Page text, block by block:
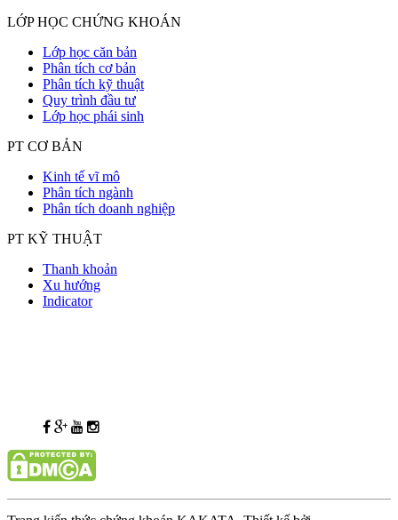
LỚP HỌC CHỨNG KHOÁN
Lớp học căn bản
Phân tích cơ bản
Phân tích kỹ thuật
Quy trình đầu tư
Lớp học phái sinh
PT CƠ BẢN
Kinh tế vĩ mô
Phân tích ngành
Phân tích doanh nghiệp
PT KỸ THUẬT
Thanh khoản
Xu hướng
Indicator